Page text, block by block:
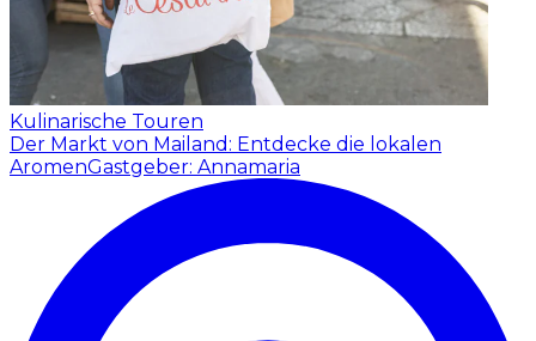
Kulinarische Touren
Der Markt von Mailand: Entdecke die lokalen
AromenGastgeber: Annamaria